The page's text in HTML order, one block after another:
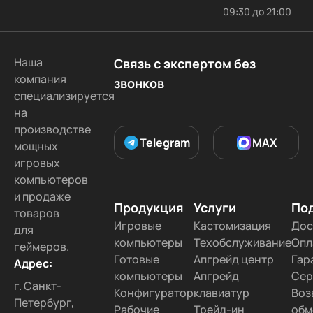
09:30 до 21:00
Наша
компания
специализируется
на
производстве
мощных
игровых
компьютеров
и продаже
товаров
для
геймеров.
Адрес:
г. Санкт-
Петербург,
Связь с экспертом без
звонков
Telegram MAX
Продукция
Игровые
компьютеры
Готовые
компьютеры
Конфигуратор
Рабочие
Услуги
Кастомизация
Техобслуживание
Апгрейд центр
Апгрейд
клавиатур
Трейд-ин